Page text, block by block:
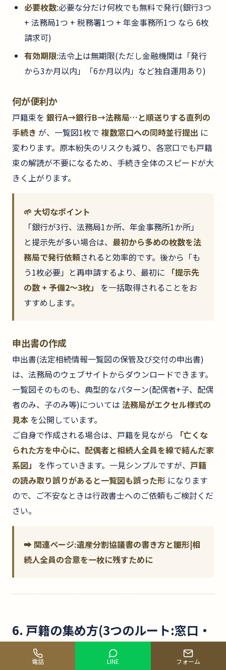
必要枚数:必要な分だけ何枚でも無料で発行(銀行3つ
+ 法務局1つ + 税務署1つ + 年金事務所1つ なら 6枚
請求可)
有効期限:法令上は無期限(ただし金融機関は「発行
から3か月以内」「6か月以内」など独自運用あり)
何が便利か
戸籍束を 銀行A→銀行B→法務局…と順送りする直列の
手続き が、一覧図1枚で 複数窓口への同時並行提出 に
変わります。原本紛失のリスクも減り、各窓口でも戸籍
束の解読が不要になるため、手続き全体のスピードが大
きく上がります。
🌱 大切なポイント
「銀行が3行、法務局1か所、年金事務所1か所」
と提示先が多い場合は、 最初から多めの枚数を法
務局で発行依頼されると効率的です。後から「も
う1枚必要」と再申請するより、最初に
「提示先
の数 + 予備2〜3枚」
を一括取得されることをお
すすめします。
申出書の作成
申出書(法定相続情報一覧図の保管及び交付の申出書)
は、法務局のウェブサイトからダウンロードできます。
一覧図そのものも、典型的なパターン(配偶者+子、配偶
者のみ、子のみ等)については 法務局がエクセル様式の
見本 を公開しています。
ご自身で作成される場合は、戸籍を見ながら
「亡くな
られた方を中心に、配偶者と相続人全員を線で結んだ家
系図」
を作っていきます。一見シンプルですが、 戸籍
の読み取り誤りがあると一覧図も誤った形 になります
ので、ご不安なときは行政書士へのご依頼もご検討くだ
さい。
➡ 関連ページ:遺産分割協議書の書き方と雛形|相
続人全員の合意を一枚に残すために
6. 戸籍の集め方(3つのルート:窓口・
郵送・広域交付)
電話 LINE フォーム